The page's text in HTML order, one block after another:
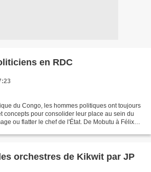
en RDC
du Congo, les hommes politiques ont toujours
concepts pour consolider leur place au sein du
ou flatter le chef de l'État. De Mobutu à Félix
orchestres de Kikwit par JP